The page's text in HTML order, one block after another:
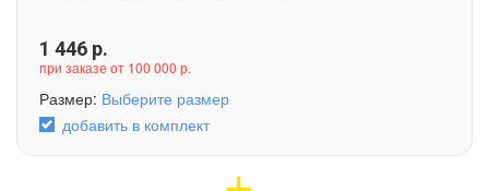
1 446 р.
при заказе от 100 000 р.
Размер: Выберите размер
добавить в комплект